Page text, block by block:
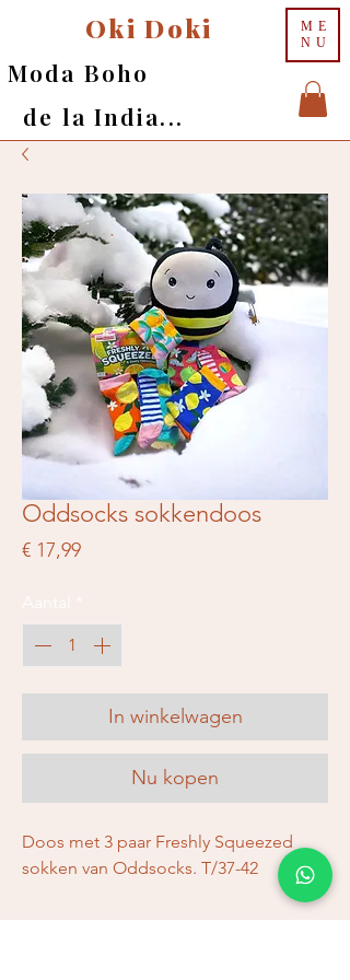
ME
NU
Oki Doki
Moda Boho
de la India...
Oddsocks sokkendoos
€ 17,99Prijs
In winkelwagen
Nu kopen
Doos met 3 paar Freshly Squeezed
sokken van Oddsocks. T/37-42